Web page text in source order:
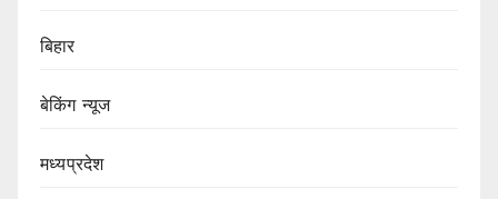
बिहार
बेकिंग न्यूज
मध्यप्रदेश